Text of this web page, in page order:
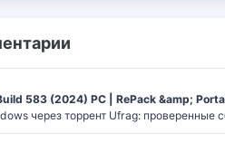
583 (2024) РС | RePack &amp;
через торрент Ufrag: проверенные